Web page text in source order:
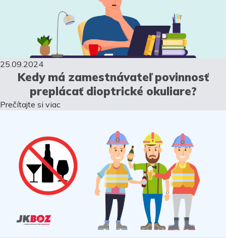
25.09.2024
Kedy má zamestnávateľ povinnosť
preplácať dioptrické okuliare?
Prečítajte si viac